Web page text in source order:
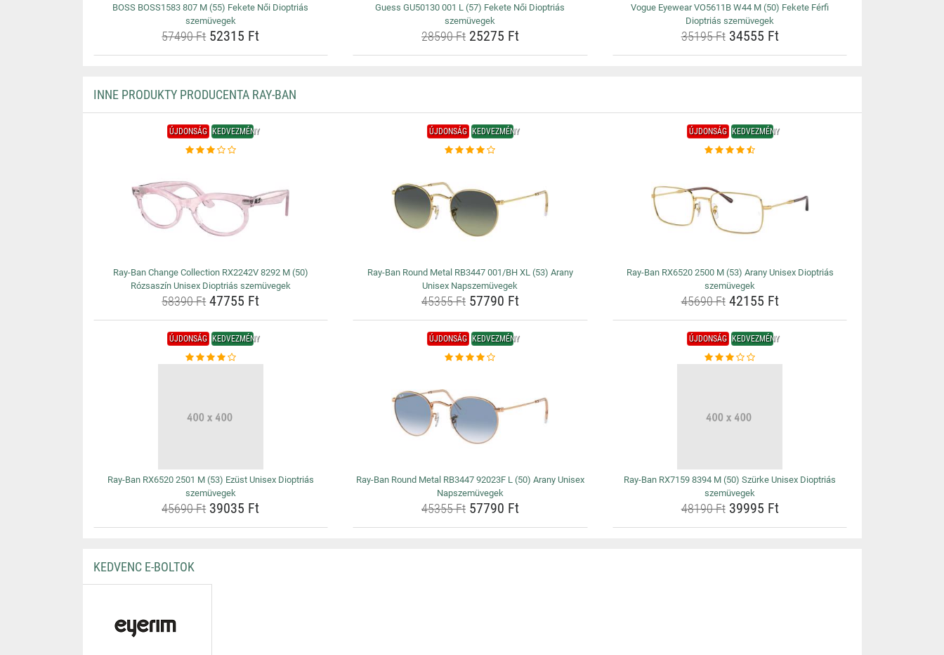
BOSS BOSS1583 807 M (55) Fekete Női Dioptriás
szemüvegek
57490 Ft52315 Ft
Guess GU50130 001 L (57) Fekete Női Dioptriás
szemüvegek
28590 Ft25275 Ft
Vogue Eyewear VO5611B W44 M (50) Fekete Férfi
Dioptriás szemüvegek
35195 Ft34555 Ft
INNE PRODUKTY PRODUCENTA RAY-BAN
ÚJDONSÁG KEDVEZMÉNY
Ray-Ban Change Collection RX2242V 8292 M (50)
Rózsaszín Unisex Dioptriás szemüvegek
58390 Ft47755 Ft
ÚJDONSÁG KEDVEZMÉNY
Ray-Ban Round Metal RB3447 001/BH XL (53) Arany
Unisex Napszemüvegek
45355 Ft57790 Ft
ÚJDONSÁG KEDVEZMÉNY
Ray-Ban RX6520 2500 M (53) Arany Unisex Dioptriás
szemüvegek
45690 Ft42155 Ft
ÚJDONSÁG KEDVEZMÉNY
Ray-Ban RX6520 2501 M (53) Ezüst Unisex Dioptriás
szemüvegek
45690 Ft39035 Ft
ÚJDONSÁG KEDVEZMÉNY
Ray-Ban Round Metal RB3447 92023F L (50) Arany Unisex
Napszemüvegek
45355 Ft57790 Ft
ÚJDONSÁG KEDVEZMÉNY
Ray-Ban RX7159 8394 M (50) Szürke Unisex Dioptriás
szemüvegek
48190 Ft39995 Ft
KEDVENC E-BOLTOK